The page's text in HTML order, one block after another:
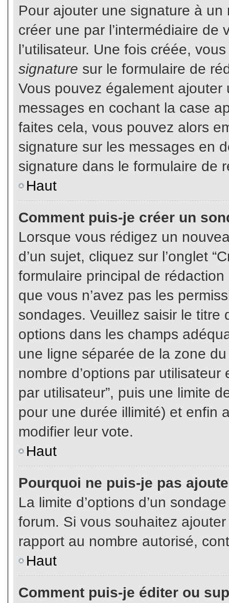
Pour ajouter une signature à un
créer une par l’intermédiaire
l’utilisateur. Une fois créée,
signature sur le formulaire de
Vous pouvez également
messages en cochant la case
faites cela, vous pouvez alors
signature sur les messages en
signature dans le formulaire de
Haut
Comment puis-je créer un
Lorsque vous rédigez un
d’un sujet, cliquez sur l’onglet
formulaire principal de
que vous n’avez pas les
sondages. Veuillez saisir le
options dans les champs
une ligne séparée de la zone
nombre d’options par
par utilisateur”, puis une limite
pour une durée illimité) et enfin
modifier leur vote.
Haut
Pourquoi ne puis-je pas
La limite d’options d’un
forum. Si vous souhaitez
rapport au nombre autorisé,
Haut
Comment puis-je éditer ou